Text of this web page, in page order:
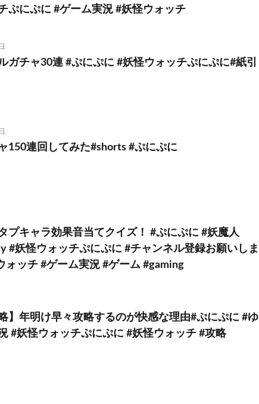
ぷにぷに #ゲーム実況 #妖怪ウォッチ
ガチャ30連 #ぷにぷに #妖怪ウォッチぷにぷに#紙引
150連回してみた#shorts #ぷにぷに
プキャラ効果音当てクイズ！ #ぷにぷに #妖魔人
#妖怪ウォッチぷにぷに #チャンネル登録お願いしま
ォッチ #ゲーム実況 #ゲーム #gaming
】年明け早々攻略するのが快感な理由#ぷにぷに #ゆ
#妖怪ウォッチぷにぷに #妖怪ウォッチ #攻略